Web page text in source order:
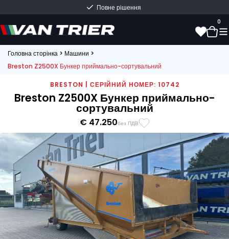
Повне рішення
0
Головна сторінка > Машини >
Breston Z2500X Бункер приймально-сортувальний
BRESTON | СЕРІЙНИЙ НОМЕР: 10742
Breston Z2500X Бункер приймально-
сортувальний
€ 47.250без ПДВ